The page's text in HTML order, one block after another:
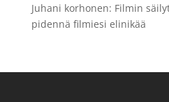
Juhani korhonen: Filmin
pidennä filmiesi elinikää